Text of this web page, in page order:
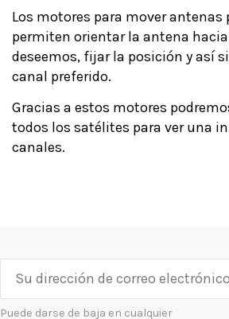
Los motores para mover antenas
permiten orientar la antena
deseemos, fijar la posición y así
canal preferido.
Gracias a estos motores
todos los satélites para ver una
canales.
Puede darse de baja en cualquier